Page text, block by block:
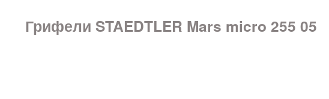
Грифели STAEDTLER Mars micro 255 05